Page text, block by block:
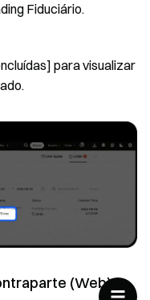
Fiduciário.
para visualizar
(Web)